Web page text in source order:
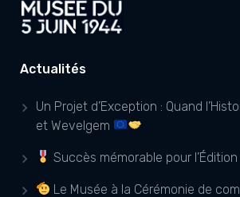
Actualités
Un Projet d’Exception : Quand
et Wevelgem
Succès mémorable pour
Le Musée à la Cérémonie de